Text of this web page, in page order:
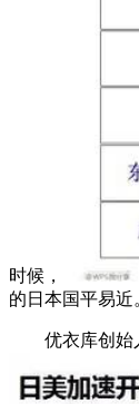
时候，
的日本国平易
优衣库创始人